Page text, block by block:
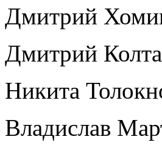
Дмитрий
Дмитрий
Никита
Владислав